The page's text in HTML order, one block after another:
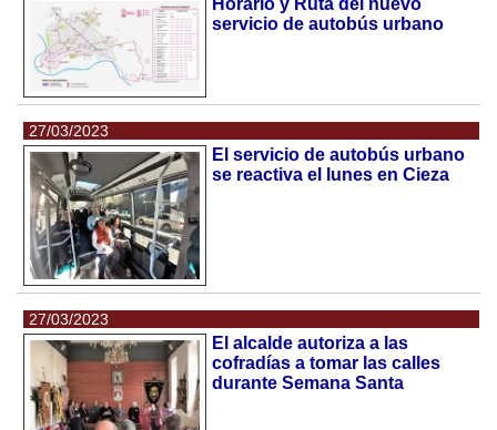
Horario y Ruta del nuevo
servicio de autobús urbano
27/03/2023
El servicio de autobús urbano
se reactiva el lunes en Cieza
27/03/2023
El alcalde autoriza a las
cofradías a tomar las calles
durante Semana Santa